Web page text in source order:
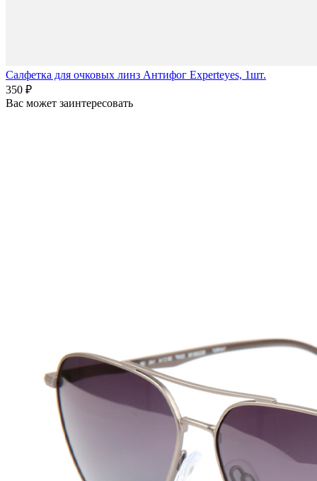
Салфетка для очковых линз Антифог Experteyes, 1шт.
350 ₽
Вас может заинтересовать